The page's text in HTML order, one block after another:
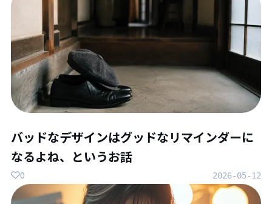
バッドなデザインはグッドなリマインダーに
なるよね、というお話
2026-05-12
0